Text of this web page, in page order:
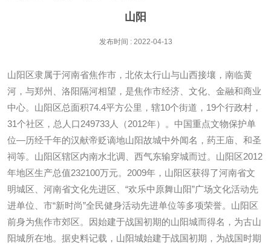
山阳
发布时间 : 2022-04-13
山阳区隶属于河南省焦作市，北依太行山与山西接壤，南临黄
河，与郑州、洛阳隔河相望，是焦作市经济、文化、金融和商业
中心。山阳区总面积74.4平方公里，辖10个街道，19个行政村，
31个社区，总人口249733人（2012年）。中国重点文物保护单
位—历经千年的汉献帝贬谪地山阳故城中外闻名，药王庙、和圣
祠等。山阳区辖区内南水北调、西气东输穿城而过。山阳区2012
年地区生产总值232100万元。2009年，山阳区获得了河南省文
明城区、河南省文化先进区、“欢乐中原舞山阳”广场文化活动先
进单位、市“新时尚”全民健身活动先进单位等多项荣誉。山阳区
前身为焦作市郊区。因始建于战国初期的山阳城而得名，为古山
阳城所在地。据史料记载，山阳城始建于战国初期，为战国时期